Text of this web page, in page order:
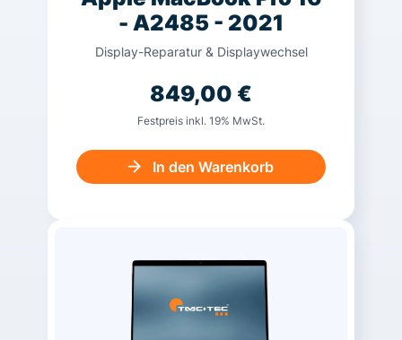
- A2485 - 2021
Display-Reparatur & Displaywechsel
849,00 €
Festpreis inkl. 19% MwSt.
In den Warenkorb